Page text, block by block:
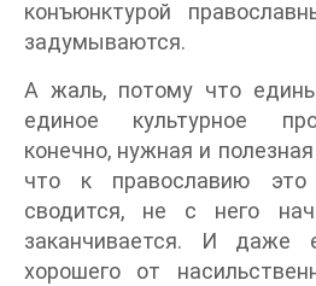
конъюнктурой
задумываются.
А жаль, потому что
единое культурное
конечно, нужная и
что к православию это
сводится, не с него
заканчивается. И даже
хорошего от